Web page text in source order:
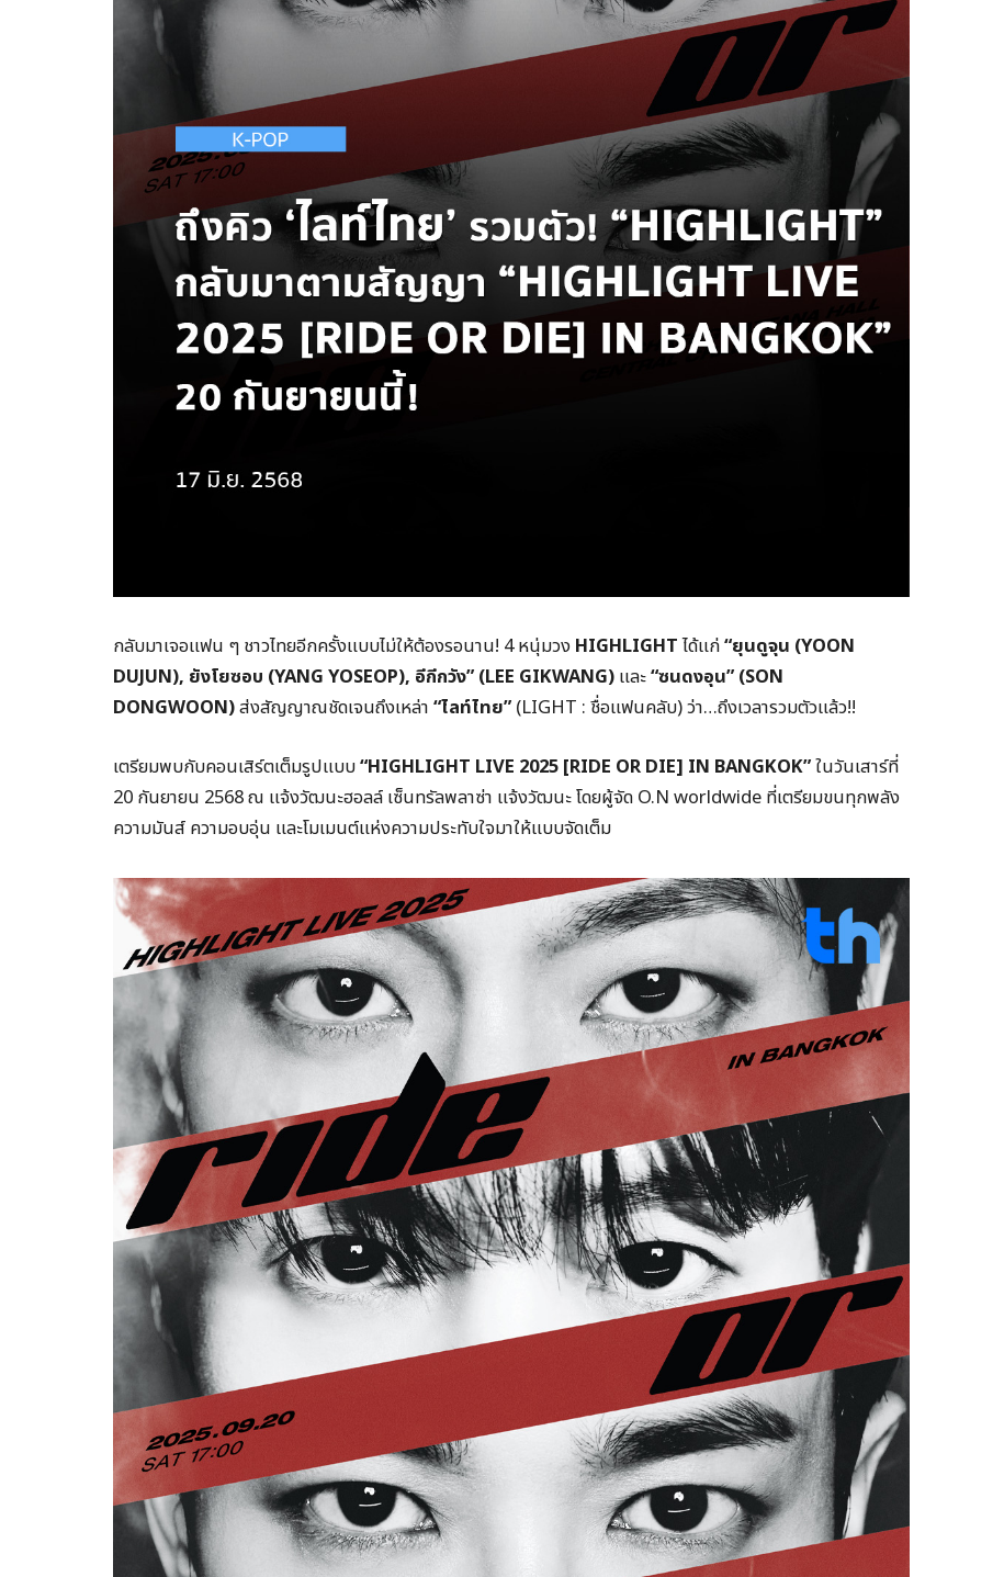
กลับมาเจอแฟน ๆ ชาวไทยอีกครั้งแบบไม่ให้ต้องรอนาน! 4 หนุ่มวง HIGHLIGHTได้แก่“ยุนดูจุน (YOON
DUJUN), ยังโยซอบ (YANG YOSEOP), อีกีกวัง” (LEE GIKWANG) และ“ซนดงอุน” (SON
DONGWOON)ส่งสัญญาณชัดเจนถึงเหล่า “ไลท์ไทย” (LIGHT : ชื่อแฟนคลับ) ว่า…ถึงเวลารวมตัวแล้ว!!
เตรียมพบกับคอนเสิร์ตเต็มรูปแบบ“HIGHLIGHT LIVE 2025 [RIDE OR DIE] IN BANGKOK”ในวันเสาร์ที่
20 กันยายน 2568 ณ แจ้งวัฒนะฮอลล์ เซ็นทรัลพลาซ่า แจ้งวัฒนะ โดยผู้จัด O.N worldwide ที่เตรียมขนทุกพลัง
ความมันส์ ความอบอุ่น และโมเมนต์แห่งความประทับใจมาให้แบบจัดเต็ม